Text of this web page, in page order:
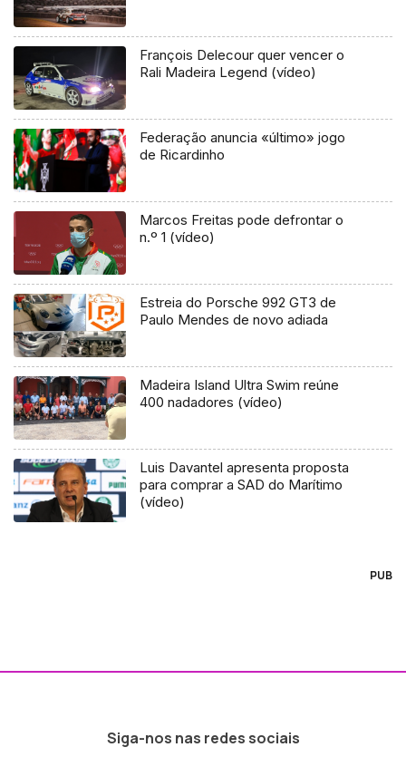
François Delecour quer vencer o
Rali Madeira Legend (vídeo)
Federação anuncia «último» jogo
de Ricardinho
Marcos Freitas pode defrontar o
n.º 1 (vídeo)
Estreia do Porsche 992 GT3 de
Paulo Mendes de novo adiada
Madeira Island Ultra Swim reúne
400 nadadores (vídeo)
Luis Davantel apresenta proposta
para comprar a SAD do Marítimo
(vídeo)
PUB
Siga-nos nas redes sociais